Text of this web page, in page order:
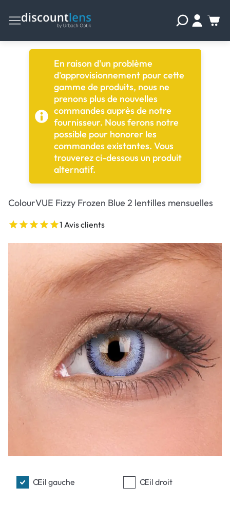
En raison d'un problème
d'approvisionnement pour cette
gamme de produits, nous ne
prenons plus de nouvelles
commandes auprès de notre
fournisseur. Nous ferons notre
possible pour honorer les
commandes existantes. Vous
trouverez ci-dessous un produit
alternatif.
ColourVUE Fizzy Frozen Blue 2 lentilles mensuelles
1 Avis clients
Œil gauche Œil droit